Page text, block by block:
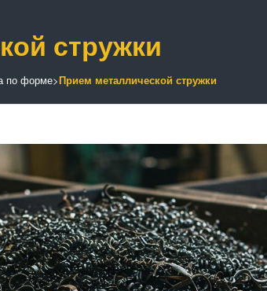
стружки
по форме>Прием металлической стружки